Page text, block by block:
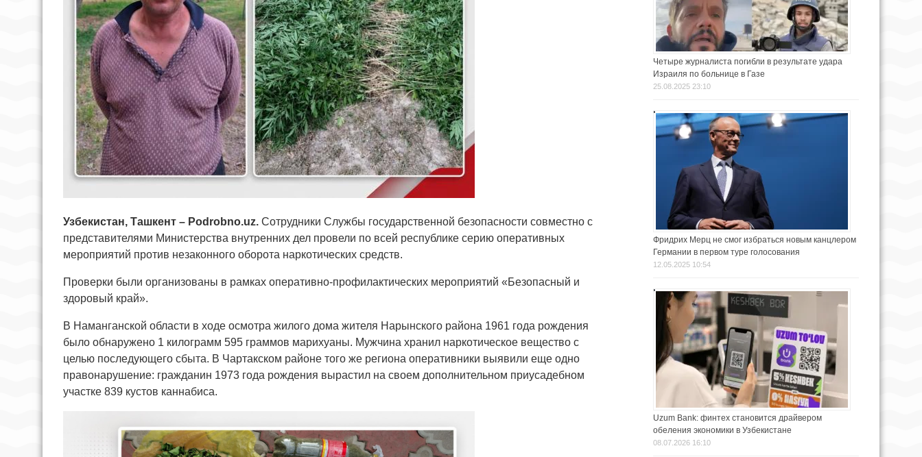
Узбекистан, Ташкент – Podrobno.uz. Сотрудники Службы государственной безопасности совместно с
представителями Министерства внутренних дел провели по всей республике серию оперативных
мероприятий против незаконного оборота наркотических средств.
Проверки были организованы в рамках оперативно-профилактических мероприятий «Безопасный и
здоровый край».
В Наманганской области в ходе осмотра жилого дома жителя Нарынского района 1961 года рождения
было обнаружено 1 килограмм 595 граммов марихуаны. Мужчина хранил наркотическое вещество с
целью последующего сбыта. В Чартакском районе того же региона оперативники выявили еще одно
правонарушение: гражданин 1973 года рождения вырастил на своем дополнительном приусадебном
участке 839 кустов каннабиса.
Четыре журналиста погибли в результате удара
Израиля по больнице в Газе
25.08.2025 23:10
Фридрих Мерц не смог избраться новым канцлером
Германии в первом туре голосования
12.05.2025 10:54
Uzum Bank: финтех становится драйвером
обеления экономики в Узбекистане
08.07.2026 16:10